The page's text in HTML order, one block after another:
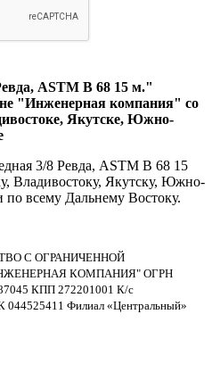
ASTM B 68 15 м."
"Инженерная компания" со
Якутске, Южно-
3/8 Ревда, ASTM B 68 15
Владивостоку, Якутску, Южно-
по всему Дальнему Востоку.
С ОГРАНИЧЕННОЙ
КОМПАНИЯ" ОГРН
КПП 272201001 К/с
Филиал «Центральный»